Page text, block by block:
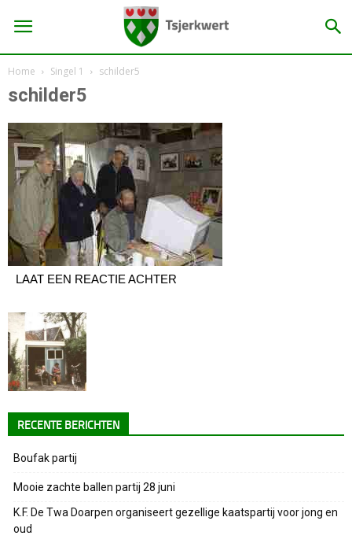
Home Singel 1 schilder5
schilder5
LAAT EEN REACTIE ACHTER
RECENTE BERICHTEN
Boufak partij
Mooie zachte ballen partij 28 juni
K.F. De Twa Doarpen organiseert gezellige kaatspartij voor jong en
oud